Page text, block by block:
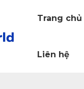
Trang chủ
Liên hệ